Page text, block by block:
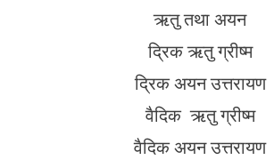
ऋतु तथा अयन
द्रिक ऋतु ग्रीष्म
द्रिक अयन उत्तरायण
वैदिक ऋतु ग्रीष्म
वैदिक अयन उत्तरायण